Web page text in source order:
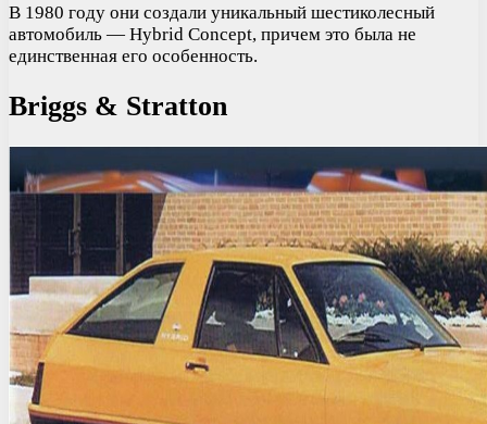
В 1980 году они создали уникальный шестиколесный
автомобиль — Hybrid Concept, причем это была не
единственная его особенность.
Briggs & Stratton